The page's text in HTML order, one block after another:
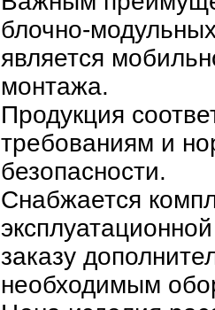
блочно-
является
монтажа.
Продукция
требованиям и
безопасности.
Снабжается
заказу
необходимым